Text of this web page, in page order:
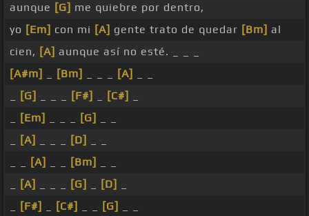
aunque [G] me quiebre por dentro,
yo [Em] con mi [A] gente trato de quedar [Bm] al
cien, [A] aunque así no esté. _ _ _
[A#m]
[Bm] [A]
[G] [F#] [C#]
[Em] [G]
[A] [D]
[A] [Bm]
[A] [G] [D]
[F#] [C#] [G]